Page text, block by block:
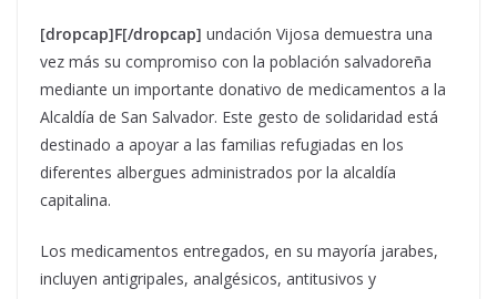
[dropcap]F[/dropcap] undación Vijosa demuestra una
vez más su compromiso con la población salvadoreña
mediante un importante donativo de medicamentos a la
Alcaldía de San Salvador. Este gesto de solidaridad está
destinado a apoyar a las familias refugiadas en los
diferentes albergues administrados por la alcaldía
capitalina.
Los medicamentos entregados, en su mayoría jarabes,
incluyen antigripales, analgésicos, antitusivos y